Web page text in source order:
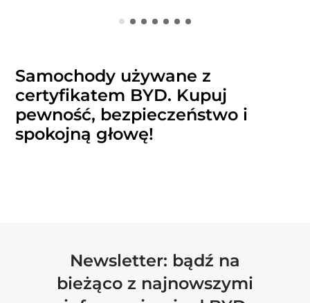
Samochody używane z
certyfikatem BYD. Kupuj
pewność, bezpieczeństwo i
spokojną głowę!
Newsletter: bądź na
bieżąco z najnowszymi